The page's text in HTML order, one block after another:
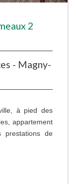
2
- Magny-
à pied des
appartement
prestations de